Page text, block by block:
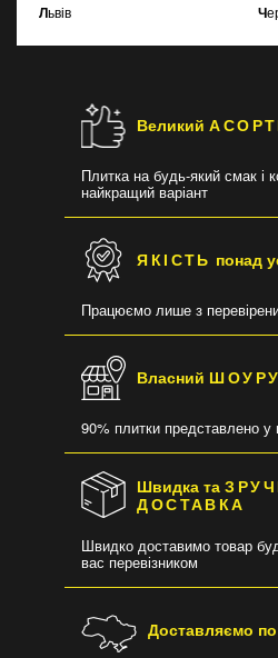
Львів
Великий
Плитка на будь-який смак і
найкращий варіант
ЯКІСТЬ понад
Працюємо лише з
Власний
90% плитки представлено у
Швидка та
ДОСТАВКА
Швидко доставимо товар
вас перевізником
Доставляємо по